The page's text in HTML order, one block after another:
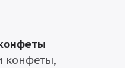
конфеты,